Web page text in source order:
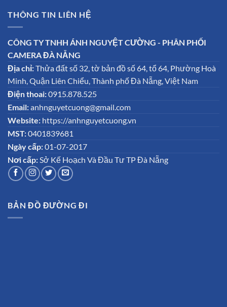
THÔNG TIN LIÊN HỆ
CÔNG TY TNHH ÁNH NGUYỆT CƯỜNG - PHÂN PHỐI
CAMERA ĐÀ NẴNG
Địa chỉ:Thửa đất số 32, tờ bản đồ số 64, tổ 64, Phường Hoà
Minh, Quận Liên Chiểu, Thành phố Đà Nẵng, Việt Nam
Điện thoai:0915.878.525
Email:anhnguyetcuong@gmail.com
Website: https://anhnguyetcuong.vn
MST:0401839681
Ngày cấp:01-07-2017
Nơi cấp: Sở Kế Hoạch Và Đầu Tư TP Đà Nẵng
BẢN ĐỒ ĐƯỜNG ĐI